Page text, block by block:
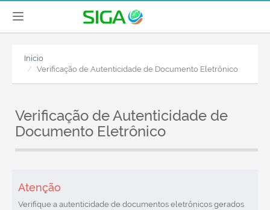
Início
Verificação de Autenticidade de Documento Eletrônico
Verificação de Autenticidade de
Documento Eletrônico
Atenção
Verifique a autenticidade de documentos eletrônicos gerados